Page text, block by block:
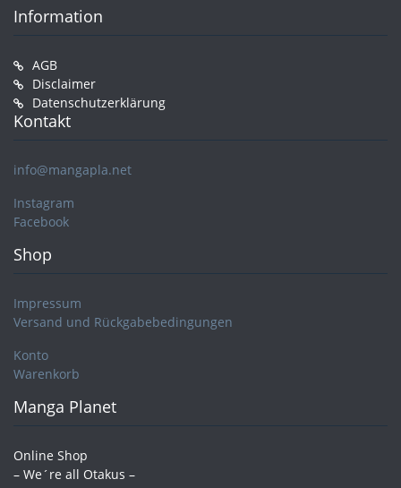
Information
AGB
Disclaimer
Datenschutzerklärung
Kontakt
info@mangapla.net
Instagram
Facebook
Shop
Impressum
Versand und Rückgabebedingungen
Konto
Warenkorb
Manga Planet
Online Shop
– We´re all Otakus –